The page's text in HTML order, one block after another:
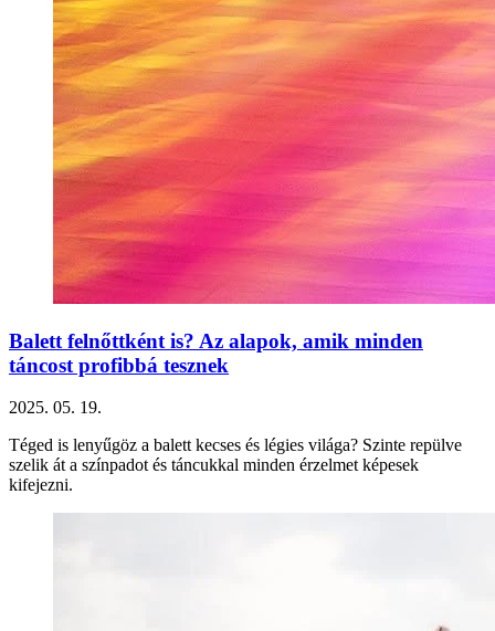
Balett felnőttként is? Az alapok, amik minden
táncost profibbá tesznek
2025. 05. 19.
Téged is lenyűgöz a balett kecses és légies világa? Szinte repülve
szelik át a színpadot és táncukkal minden érzelmet képesek
kifejezni.